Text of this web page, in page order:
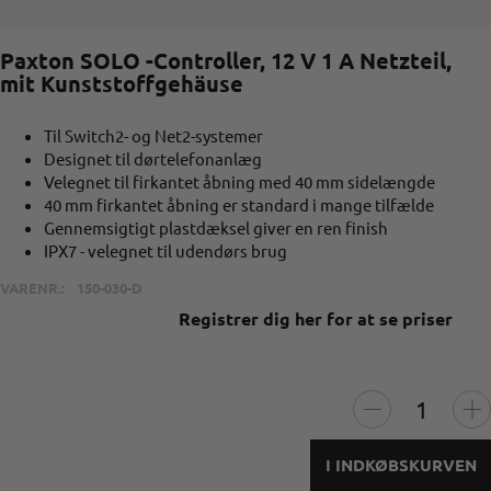
Paxton SOLO -Controller, 12 V 1 A Netzteil,
mit Kunststoffgehäuse
Til Switch2- og Net2-systemer
Designet til dørtelefonanlæg
Velegnet til firkantet åbning med 40 mm sidelængde
40 mm firkantet åbning er standard i mange tilfælde
Gennemsigtigt plastdæksel giver en ren finish
IPX7 - velegnet til udendørs brug
VARENR.: 150-030-D
Registrer dig her for at se priser
I INDKØBSKURVEN